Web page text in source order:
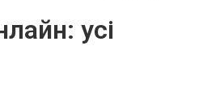
усі